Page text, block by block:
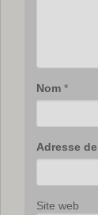
Nom *
Adresse
Site web